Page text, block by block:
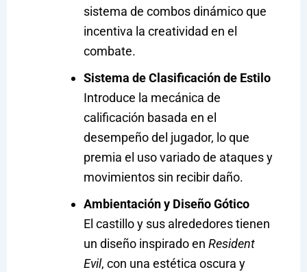
sistema de combos dinámico que
incentiva la creatividad en el
combate.
Sistema de Clasificación de Estilo
Introduce la mecánica de
calificación basada en el
desempeño del jugador, lo que
premia el uso variado de ataques y
movimientos sin recibir daño.
Ambientación y Diseño Gótico
El castillo y sus alrededores tienen
un diseño inspirado en Resident
Evil, con una estética oscura y